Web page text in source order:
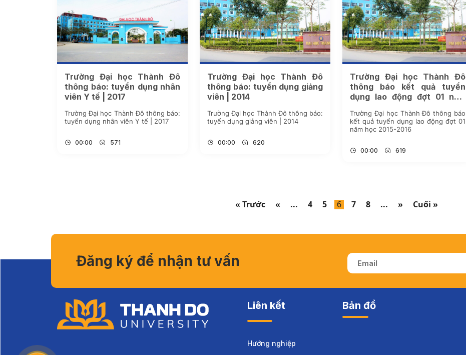
Trường Đại học Thành Đô
thông báo: tuyển dụng nhân
viên Y tế | 2017
Trường Đại học Thành Đô thông báo:
tuyển dụng nhân viên Y tế | 2017
00:00 571
Trường Đại học Thành Đô
thông báo: tuyển dụng giảng
viên | 2014
Trường Đại học Thành Đô thông báo:
tuyển dụng giảng viên | 2014
00:00 620
Trường Đại học Thành Đô
thông báo kết quả tuyển
dụng lao động đợt 01 năm
Trường Đại học Thành Đô thông báo
kết quả tuyển dụng lao động đợt 01
năm học 2015-2016
00:00 619
« Trước « ... 4 5 6 7 8 ... » Cuối »
Liên kết
Hướng nghiệp
Bản đồ
Đăng ký để nhận tư vấn